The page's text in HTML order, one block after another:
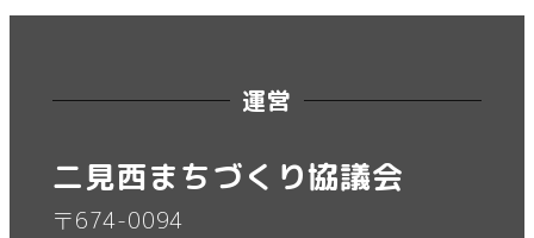
運営
二見西まちづくり協議会
〒674-0094